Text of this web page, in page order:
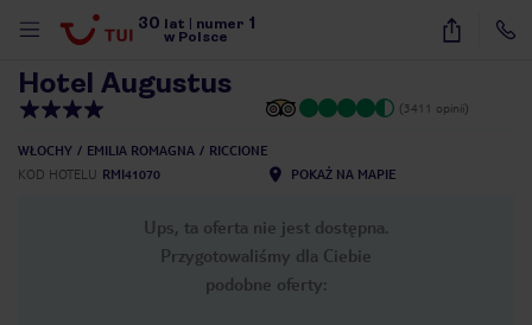
30 lat numer 1
w Polsce
32
Hotel Augustus
(3411 opinii)
WŁOCHY EMILIA ROMAGNA
RICCIONE
KOD HOTELU RMI41070 POKAŻ NA MAPIE
Ups, ta oferta nie jest dostępna.
Przygotowaliśmy dla Ciebie
podobne oferty: